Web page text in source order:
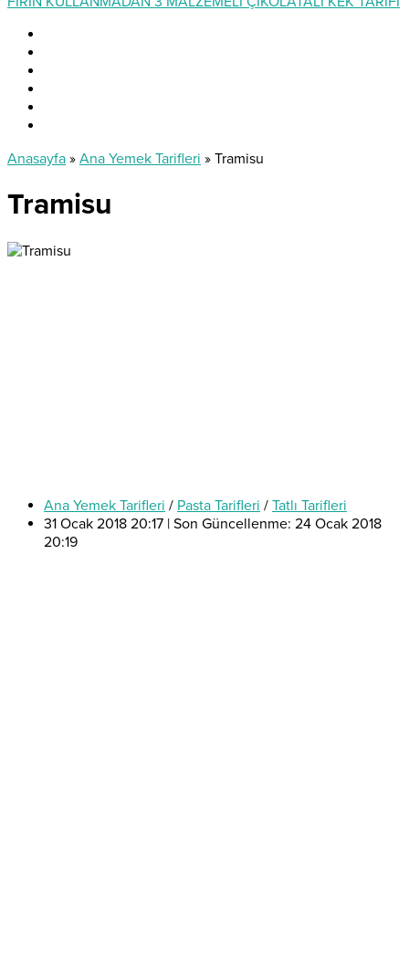
Anasayfa » Ana Yemek Tarifleri » Tramisu
Tramisu
Ana Yemek Tarifleri / Pasta Tarifleri / Tatlı Tarifleri
31 Ocak 2018 20:17 | Son Güncellenme: 24 Ocak 2018
20:19